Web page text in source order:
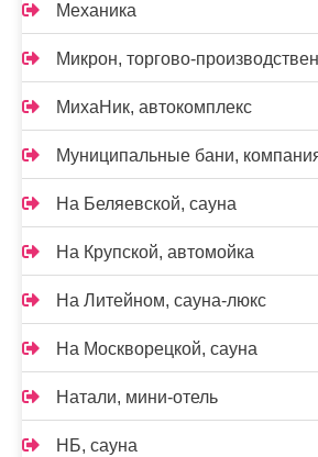
Механика
Микрон, торгово-
МихаНик, автокомплекс
Муниципальные бани,
На Беляевской, сауна
На Крупской, автомойка
На Литейном, сауна-люкс
На Москворецкой, сауна
Натали, мини-отель
НБ, сауна